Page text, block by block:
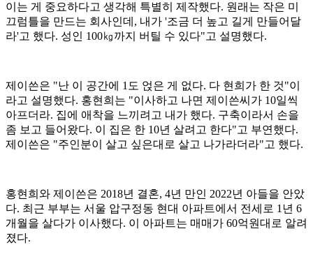
이는 게 중요하다고 생각해 특별히 제작했다. 원래는 작은 미
끄럼틀을 만드는 회사인데, 내가 '조금 더 높고 길게 만들어달
라'고 했다. 성인 100㎏까지 버틸 수 있다"고 설명했다.
제이쓴은 "난 이 공간에 1도 얹은 게 없다. 다 현희가 한 것"이
라고 설명했다. 홍현희는 "이사하고 나면 제이쓴씨가 10일씩
아프더라. 집에 애착을 느끼려고 내가 했다. 구축이라서 손을
좀 보고 들어왔다. 이 집은 한 10년 살려고 한다"고 부연했다.
제이쓴은 "주인분이 살고 싶은대로 살고 나가라더라"고 했다.
홍현희와 제이쓴은 2018년 결혼, 4년 만인 2022년 아들을 안았
다. 최근 부부는 서울 압구정동 현대 아파트에서 전세로 1년 6
개월을 살다가 이사했다. 이 아파트는 매매가 60억원대로 알려
졌다.